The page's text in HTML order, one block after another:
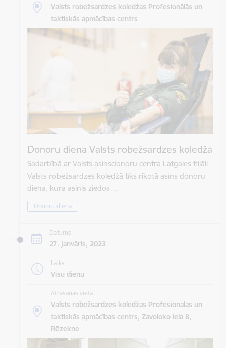
Valsts robežsardzes koledžas Profesionālās un
taktiskās apmācības centrs
Donoru diena Valsts robežsardzes koledžā
Sadarbībā ar Valsts asinsdonoru centra Latgales filiāli
Valsts robežsardzes koledžā tiks rīkotā asins donoru
diena, kurā asinis ziedos…
Donoru diena
Datums
27. janvāris, 2023
Laiks
Visu dienu
Atrašanās vieta
Valsts robežsardzes koledžas Profesionālās un
taktiskās apmācības centrs, Zavoloko iela 8,
Rēzekne